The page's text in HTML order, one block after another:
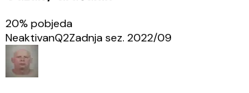
20% pobjeda
NeaktivanQ2Zadnja sez. 2022/09